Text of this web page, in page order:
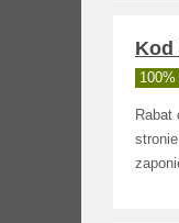
Kod
100%
Rabat